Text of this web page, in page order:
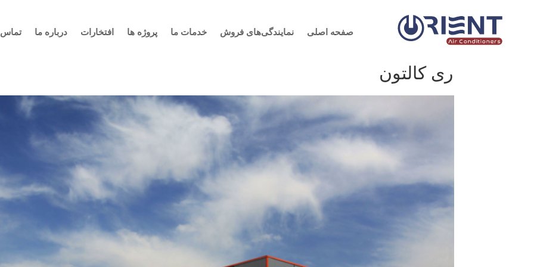
صفحه اصلی نمایندگی‌های فروش خدمات ما پروژه ها افتخارات درباره ما تماس
ری کالتون